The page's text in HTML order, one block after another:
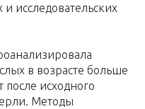
исследовательских
в возрасте больше
после исходного
Методы